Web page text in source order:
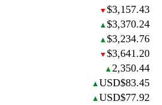
▼ $3,157.43
▲ $3,370.24
▲ $3,234.76
▼ $3,641.20
▲ 2,350.44
▲ USD$83.45
▲ USD$77.92